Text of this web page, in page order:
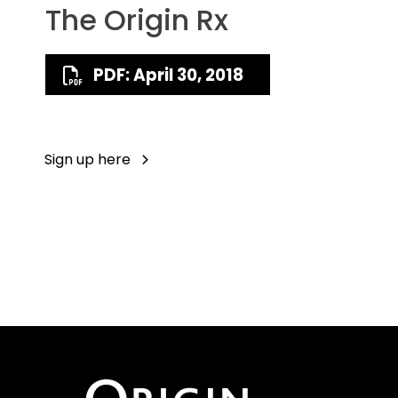
The Origin Rx
PDF: April 30, 2018
Sign up here